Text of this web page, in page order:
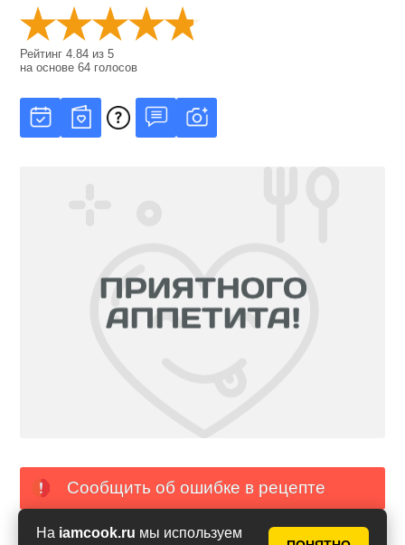
На iamcook.ru мы используем
Рейтинг4.84 из5
на основе64 голосов
Сообщить об ошибке в рецепте
PDF с фото PDF без фото